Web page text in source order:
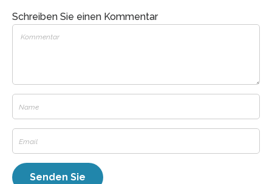
Schreiben Sie einen Kommentar